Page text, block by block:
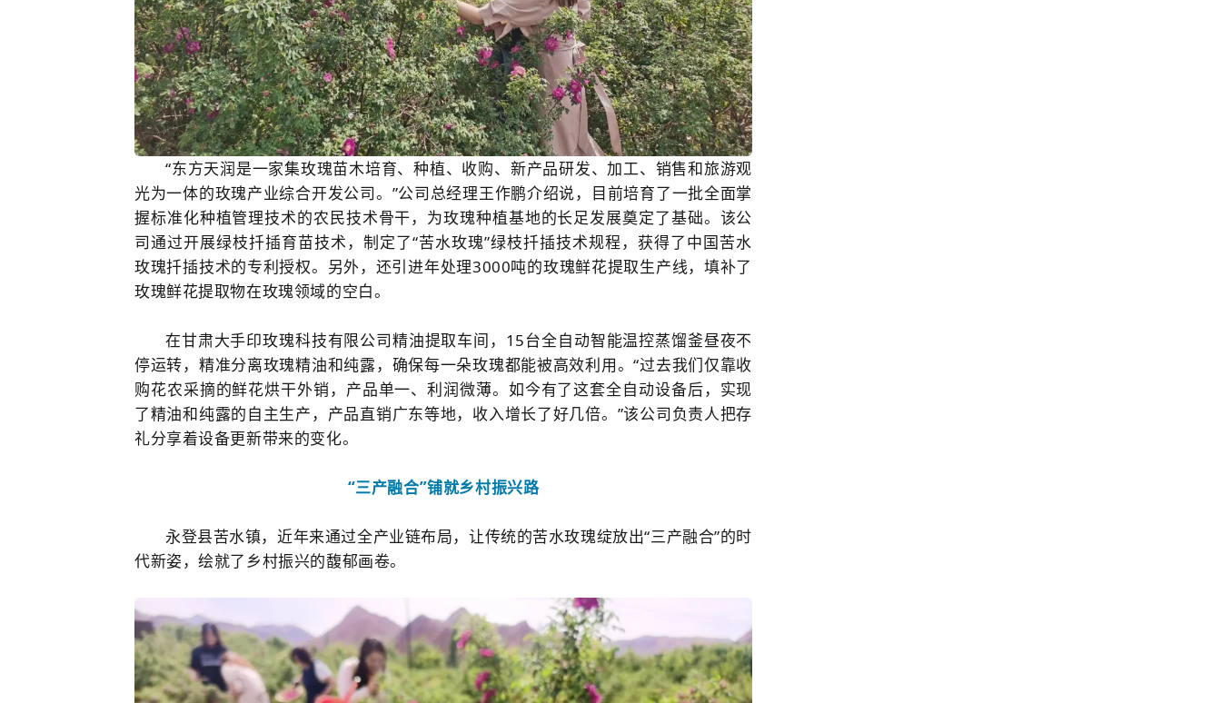
“东方天润是一家集玫瑰苗木培育、种植、收购、新产品研发、加工、销售和旅游观
光为一体的玫瑰产业综合开发公司。”公司总经理王作鹏介绍说，目前培育了一批全面掌
握标准化种植管理技术的农民技术骨干，为玫瑰种植基地的长足发展奠定了基础。该公
司通过开展绿枝扦插育苗技术，制定了“苦水玫瑰”绿枝扦插技术规程，获得了中国苦水
玫瑰扦插技术的专利授权。另外，还引进年处理3000吨的玫瑰鲜花提取生产线，填补了
玫瑰鲜花提取物在玫瑰领域的空白。
在甘肃大手印玫瑰科技有限公司精油提取车间，15台全自动智能温控蒸馏釜昼夜不
停运转，精准分离玫瑰精油和纯露，确保每一朵玫瑰都能被高效利用。“过去我们仅靠收
购花农采摘的鲜花烘干外销，产品单一、利润微薄。如今有了这套全自动设备后，实现
了精油和纯露的自主生产，产品直销广东等地，收入增长了好几倍。”该公司负责人把存
礼分享着设备更新带来的变化。
“三产融合”铺就乡村振兴路
永登县苦水镇，近年来通过全产业链布局，让传统的苦水玫瑰绽放出“三产融合”的时
代新姿，绘就了乡村振兴的馥郁画卷。